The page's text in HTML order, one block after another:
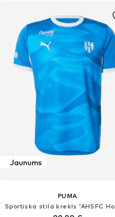
Jaunums
PUMA